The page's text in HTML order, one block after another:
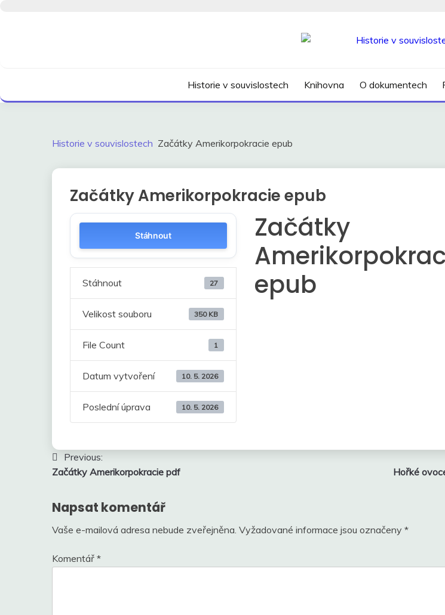
Historie v souvislostech Knihovna O dokumentech
Historie v souvislostech Začátky Amerikorpokracie epub
Začátky Amerikorpokracie epub
Stáhnout
Stáhnout 27
Velikost souboru 350 KB
File Count 1
Datum vytvoření 10. 5. 2026
Poslední úprava 10. 5. 2026
Začátky
epub
Navigace
pro
Previous:
Začátky Amerikorpokracie pdf
Hořké
Napsat komentář
Vaše e-mailová adresa nebude zveřejněna. Vyžadované informace jsou označeny *
Komentář *